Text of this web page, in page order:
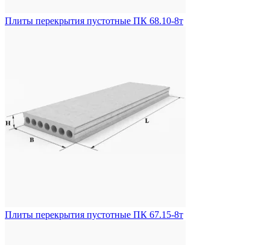
Плиты перекрытия пустотные ПК 68.10-8т
Плиты перекрытия пустотные ПК 67.15-8т